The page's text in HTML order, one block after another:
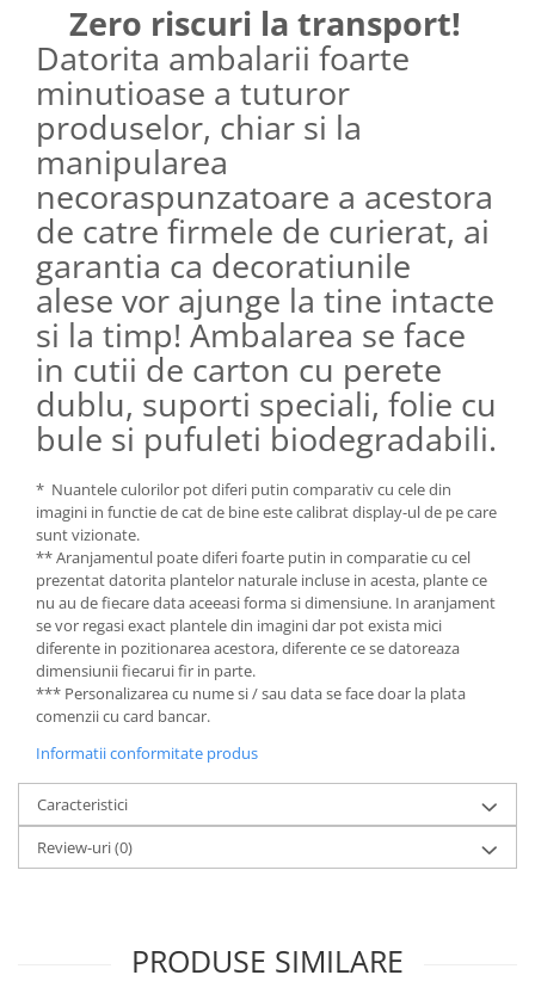
Zero riscuri la transport!
Datorita ambalarii foarte
minutioase a tuturor
produselor, chiar si la
manipularea
necoraspunzatoare a acestora
de catre firmele de curierat, ai
garantia ca decoratiunile
alese vor ajunge la tine intacte
si la timp! Ambalarea se face
in cutii de carton cu perete
dublu, suporti speciali, folie cu
bule si pufuleti biodegradabili.
* Nuantele culorilor pot diferi putin comparativ cu cele din
imagini in functie de cat de bine este calibrat display-ul de pe care
sunt vizionate.
** Aranjamentul poate diferi foarte putin in comparatie cu cel
prezentat datorita plantelor naturale incluse in acesta, plante ce
nu au de fiecare data aceeasi forma si dimensiune. In aranjament
se vor regasi exact plantele din imagini dar pot exista mici
diferente in pozitionarea acestora, diferente ce se datoreaza
dimensiunii fiecarui fir in parte.
*** Personalizarea cu nume si / sau data se face doar la plata
comenzii cu card bancar.
Informatii conformitate produs
Caracteristici
Review-uri(0)
PRODUSE SIMILARE